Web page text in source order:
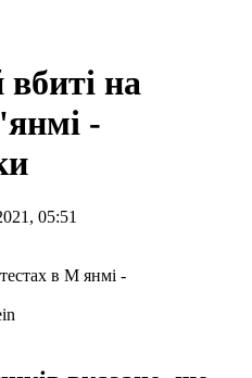
вбиті на
-
05:51